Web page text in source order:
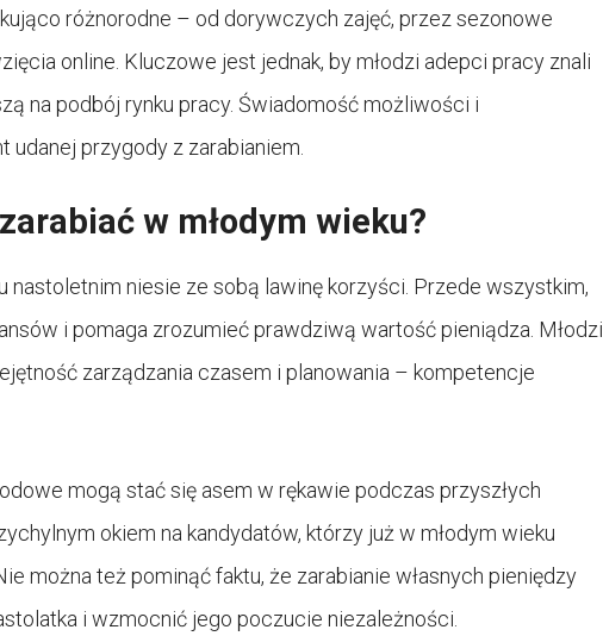
różnorodne – od dorywczych zajęć, przez sezonowe
online. Kluczowe jest jednak, by młodzi adepci pracy znali
na podbój rynku pracy. Świadomość możliwości i
przygody z zarabianiem.
w młodym wieku?
niesie ze sobą lawinę korzyści. Przede wszystkim,
i pomaga zrozumieć prawdziwą wartość pieniądza. Młodzi
zarządzania czasem i planowania – kompetencje
mogą stać się asem w rękawie podczas przyszłych
okiem na kandydatów, którzy już w młodym wieku
można też pominąć faktu, że zarabianie własnych pieniędzy
i wzmocnić jego poczucie niezależności.